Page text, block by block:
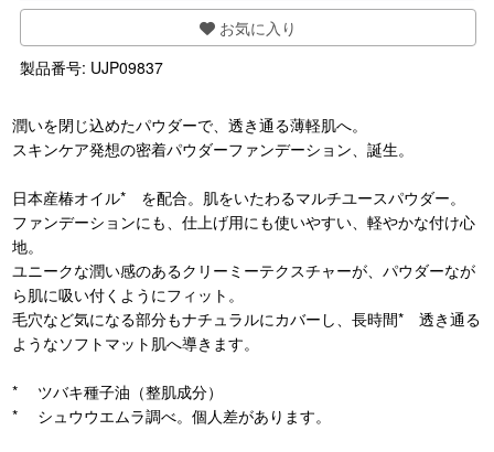
お気に入り
製品番号: UJP09837
潤いを閉じ込めたパウダーで、透き通る薄軽肌へ。
スキンケア発想の密着パウダーファンデーション、誕生。
日本産椿オイル* を配合。肌をいたわるマルチユースパウダー。
ファンデーションにも、仕上げ用にも使いやすい、軽やかな付け心
地。
ユニークな潤い感のあるクリーミーテクスチャーが、パウダーなが
ら肌に吸い付くようにフィット。
毛穴など気になる部分もナチュラルにカバーし、長時間* 透き通る
ようなソフトマット肌へ導きます。
* ツバキ種子油（整肌成分）
* シュウウエムラ調べ。個人差があります。